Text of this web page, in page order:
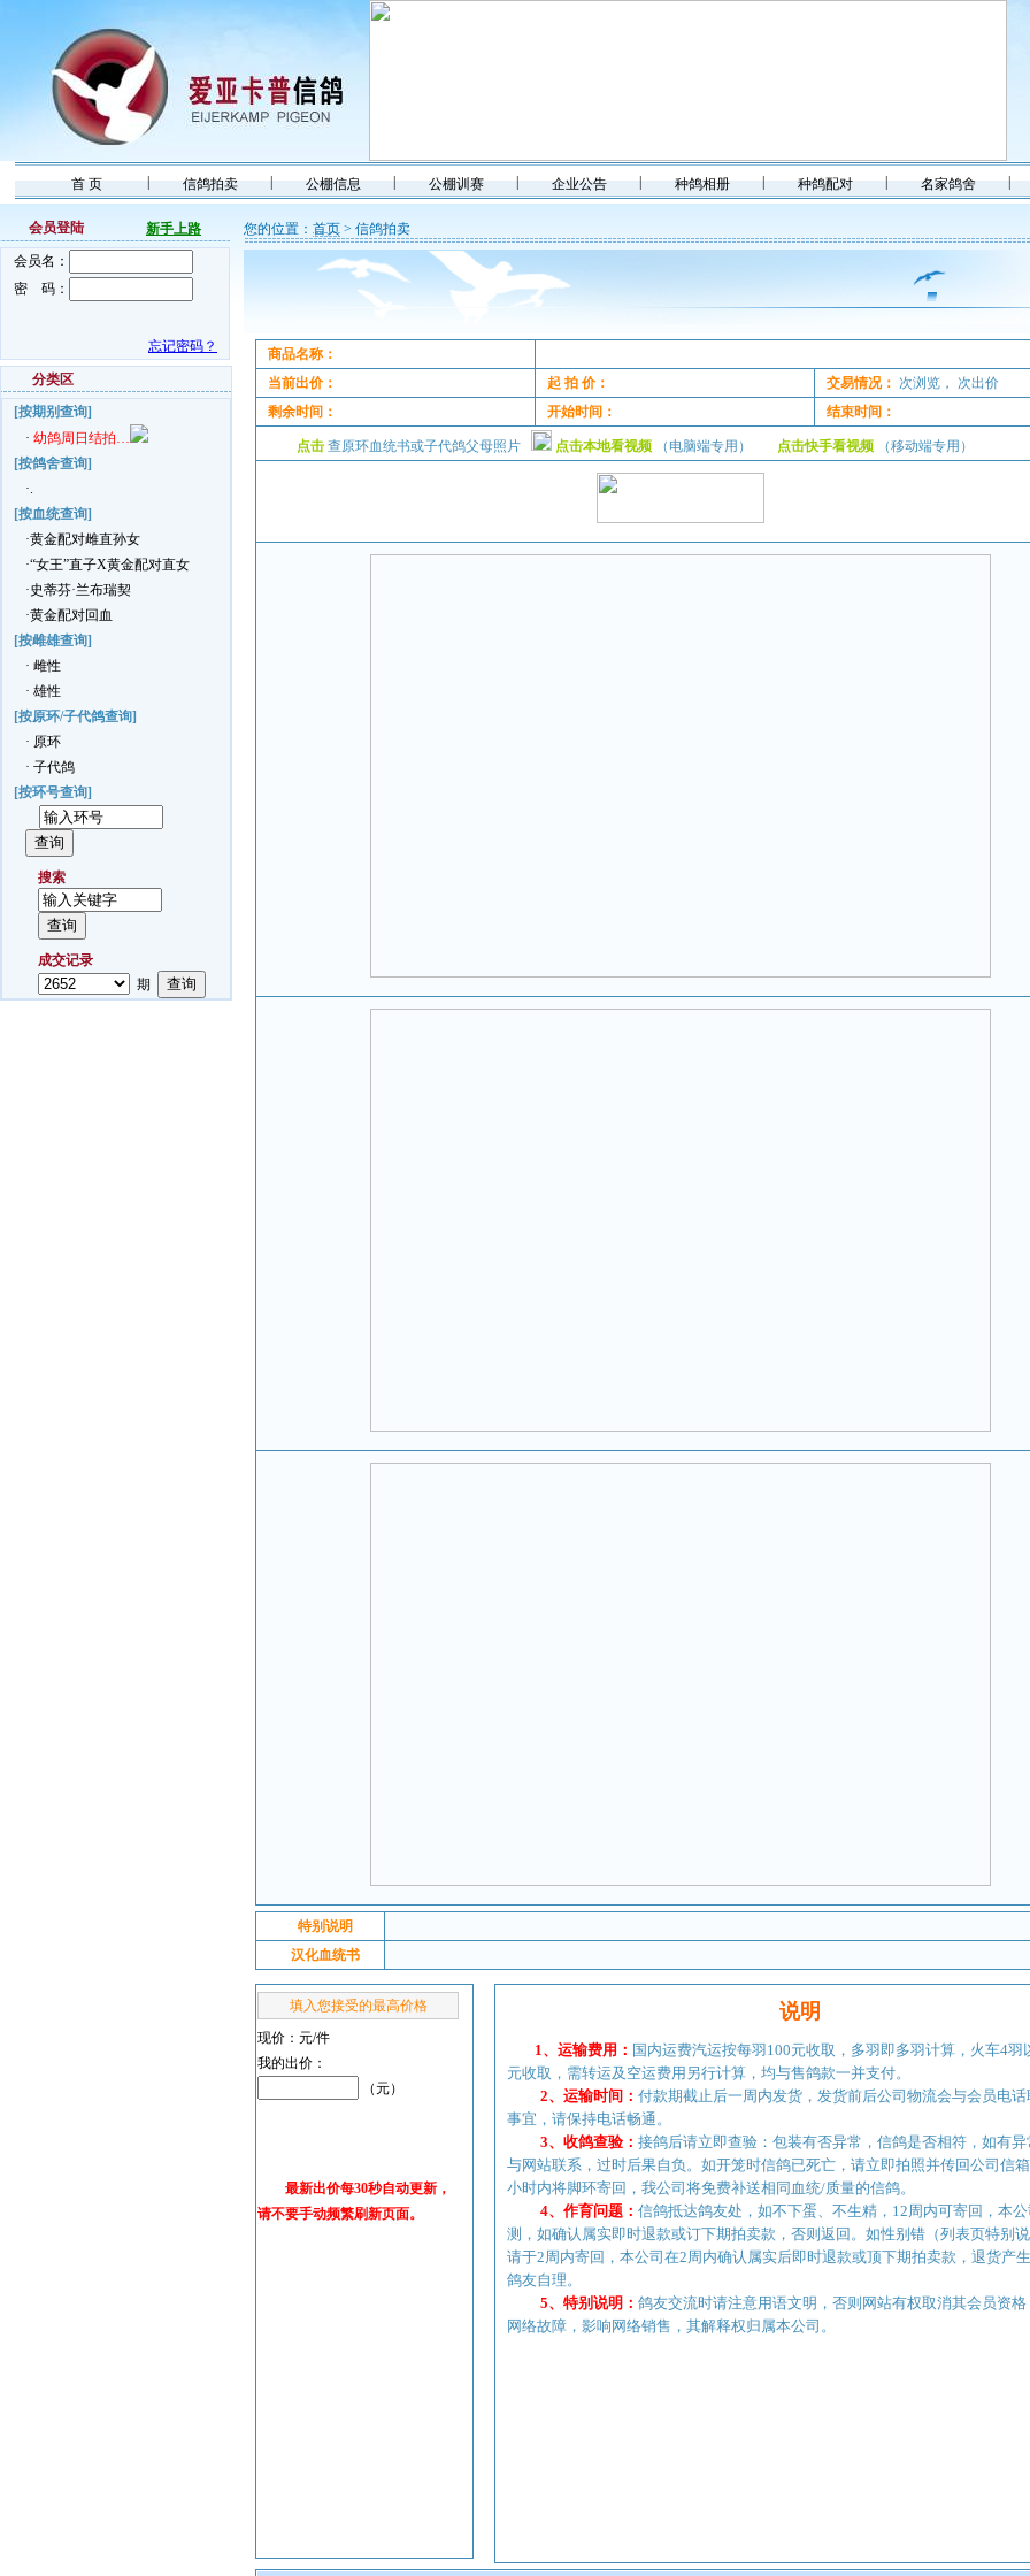
首 页 信鸽拍卖 公棚信息 公棚训赛 企业公告 种鸽相册 种鸽配对 名家鸽舍
会员登陆
新手上路
会员名：
密 码：
忘记密码？
分类区
[按期别查询]
· 幼鸽周日结拍…
[按鸽舍查询]
·.
[按血统查询]
·黄金配对雌直孙女
·“女王”直子X黄金配对直女
·史蒂芬·兰布瑞契
·黄金配对回血
[按雌雄查询]
· 雌性
· 雄性
[按原环/子代鸽查询]
· 原环
· 子代鸽
[按环号查询]
搜索
成交记录
期
您的位置： 首页 > 信鸽拍卖
商品名称：
当前出价：
起 拍 价： 交易情况： 次浏览， 次出价
剩余时间：
开始时间： 结束时间：
点击 查原环血统书或子代鸽父母照片 点击本地看视频 （电脑端专用） 点击快手看视频 （移动端专用）
特别说明
汉化血统书
填入您接受的最高价格
现价： 元/件
我的出价：
（元）
最新出价每30秒自动更新，
请不要手动频繁刷新页面。
说明
1、 运输费用： 国内运费汽运按每羽100元收取，多羽即多羽计算，火车4羽
元收取，需转运及空运费用另行计算，均与售鸽款一并支付。
2、运输时间： 付款期截止后一周内发货，发货前后公司物流会与会员电
事宜，请保持电话畅通。
3、收鸽查验： 接鸽后请立即查验：包装有否异常，信鸽是否相符，如有异
与网站联系，过时后果自负。如开笼时信鸽已死亡，请立即拍照并传回公司信
小时内将脚环寄回，我公司将免费补送相同血统/质量的信鸽。
4、 作育问题： 信鸽抵达鸽友处，如不下蛋、不生精，12周内可寄回，本
测，如确认属实即时退款或订下期拍卖款，否则返回。如性别错（列表页特别说
请于2周内寄回，本公司在2周内确认属实后即时退款或顶下期拍卖款，退货产
鸽友自理。
5、特别说明： 鸽友交流时请注意用语文明，否则网站有权取消其会员资格
网络故障，影响网络销售，其解释权归属本公司。